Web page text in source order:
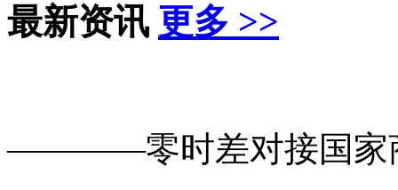
最新资讯 更多 >>
————零时差对接国